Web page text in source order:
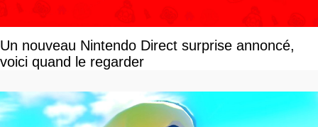
Un nouveau Nintendo Direct surprise annoncé,
voici quand le regarder